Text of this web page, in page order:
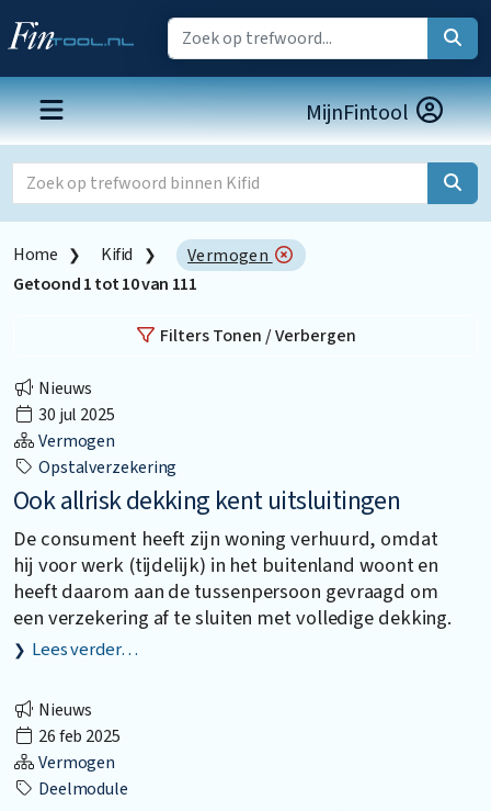
MijnFintool
Home Kifid
Vermogen
Getoond1tot10van 111
Filters Tonen / Verbergen
Nieuws
30 jul 2025
Vermogen
Opstalverzekering
Ook allrisk dekking kent uitsluitingen
De consument heeft zijn woning verhuurd, omdat
hij voor werk (tijdelijk) in het buitenland woont en
heeft daarom aan de tussenpersoon gevraagd om
een verzekering af te sluiten met volledige dekking.
Lees verder…
Nieuws
26 feb 2025
Vermogen
Deelmodule